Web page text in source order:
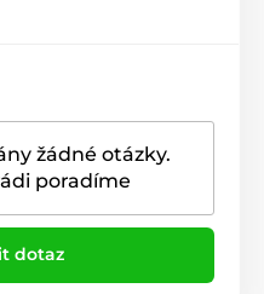
žádné otázky.
poradíme
dotaz